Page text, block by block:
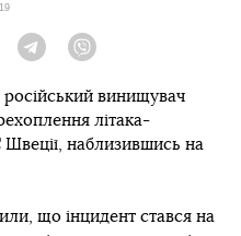
TelegramViber
винищувач
літака-
наблизившись на
що інцидент стався на